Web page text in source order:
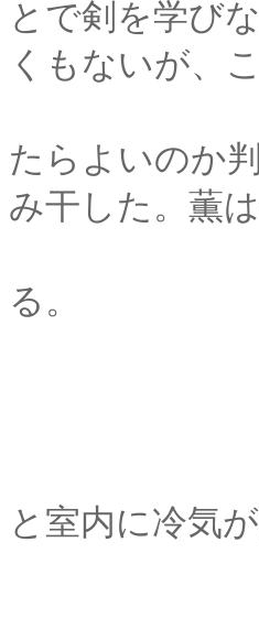
とで剣を学び
くもないが、
れるのは
たらよいのか
み干した。薫
剣心の器
る。
「まだ、
そう言っ
と室内に冷気
「････